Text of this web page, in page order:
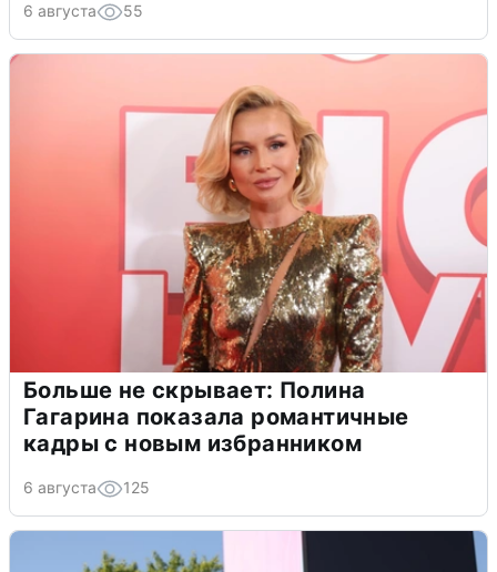
6 августа 55
Больше не скрывает: Полина
Гагарина показала романтичные
кадры с новым избранником
6 августа 125